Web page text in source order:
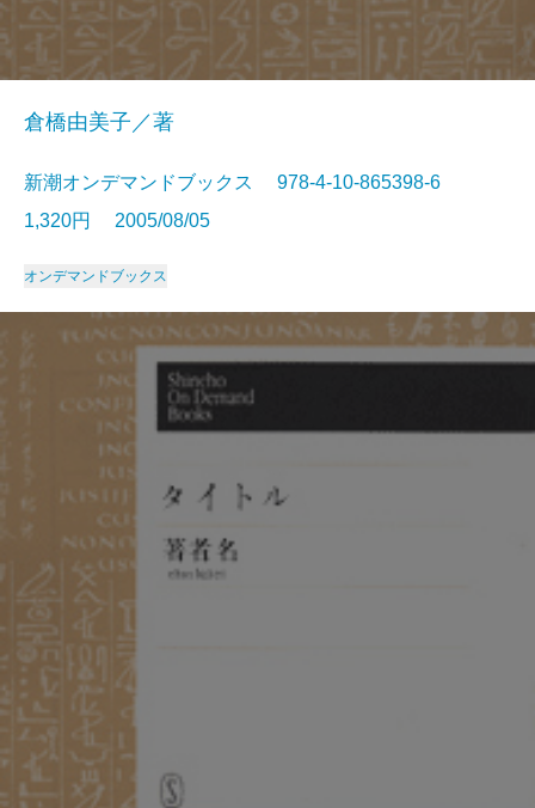
倉橋由美子／著
新潮オンデマンドブックス 978-4-10-865398-6
1,320円 2005/08/05
オンデマンドブックス